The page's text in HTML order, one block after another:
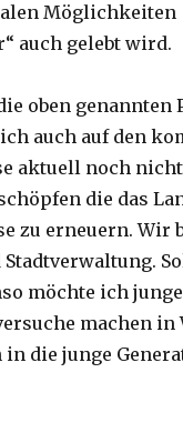
auch gelebt wird.
oben genannten
auch auf den
aktuell noch
die das
zu erneuern. Wir
möchte ich
machen in
die junge